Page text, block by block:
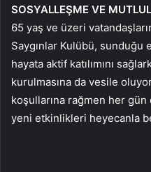
SOSYALLEŞME VE
65 yaş ve üzeri
Saygınlar Kulübü,
hayata aktif katılımını
kurulmasına da vesile
koşullarına rağmen her
yeni etkinlikleri heyecanla